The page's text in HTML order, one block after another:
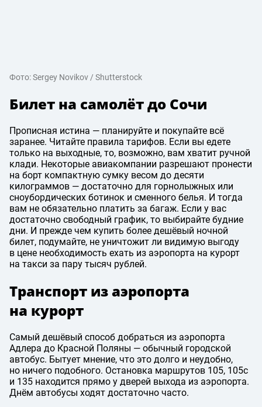
Фото: Sergey Novikov / Shutterstock
Билет на самолёт до Сочи
Прописная истина — планируйте и покупайте всё
заранее. Читайте правила тарифов. Если вы едете
только на выходные, то, возможно, вам хватит ручной
клади. Некоторые авиакомпании разрешают пронести
на борт компактную сумку весом до десяти
килограммов — достаточно для горнолыжных или
сноубордических ботинок и сменного белья. И тогда
вам не обязательно платить за багаж. Если у вас
достаточно свободный график, то выбирайте будние
дни. И прежде чем купить более дешёвый ночной
билет, подумайте, не уничтожит ли видимую выгоду
в цене необходимость ехать из аэропорта на курорт
на такси за пару тысяч рублей.
Транспорт из аэропорта
на курорт
Самый дешёвый способ добраться из аэропорта
Адлера до Красной Поляны — обычный городской
автобус. Бытует мнение, что это долго и неудобно,
но ничего подобного. Остановка маршрутов 105, 105с
и 135 находится прямо у дверей выхода из аэропорта.
Днём автобусы ходят достаточно часто.